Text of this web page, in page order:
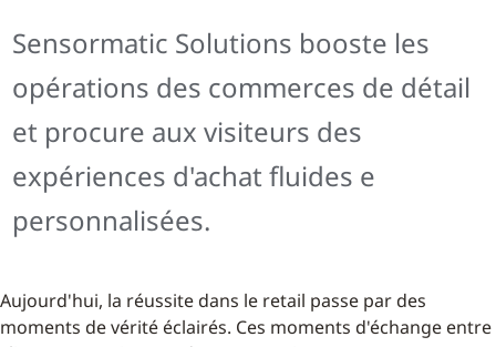
Sensormatic Solutions booste les
opérations des commerces de détail
et procure aux visiteurs des
expériences d'achat fluides e
personnalisées.
Aujourd'hui, la réussite dans le retail passe par des
moments de vérité éclairés. Ces moments d'échange entre